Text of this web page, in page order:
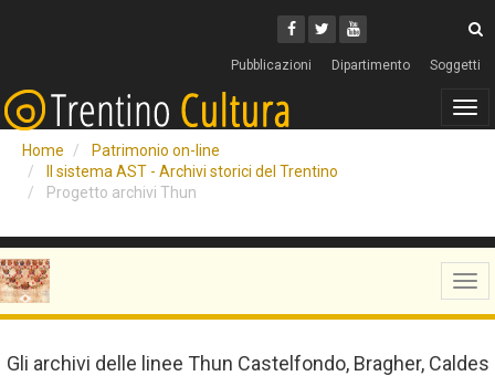
Facebook
Twitter
Youtube
Pubblicazioni Dipartimento Soggetti
Home
Patrimonio on-line
Il sistema AST - Archivi storici del Trentino
Progetto archivi Thun
Gli archivi delle linee Thun Castelfondo, Bragher, Caldes